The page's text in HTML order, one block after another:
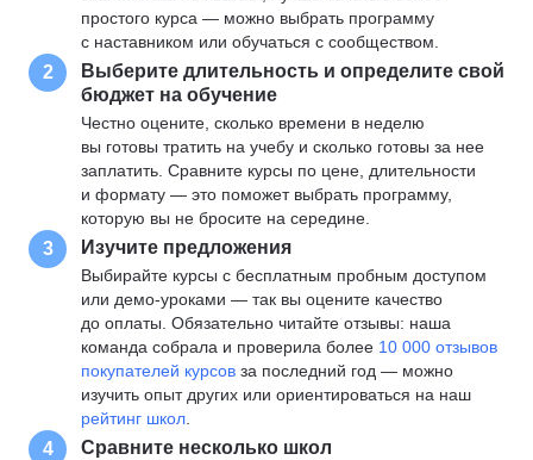
простого курса — можно выбрать программу
с наставником или обучаться с сообществом.
2
Выберите длительность и определите свой
бюджет на обучение
Честно оцените, сколько времени в неделю
вы готовы тратить на учебу и сколько готовы за нее
заплатить. Сравните курсы по цене, длительности
и формату — это поможет выбрать программу,
которую вы не бросите на середине.
3 Изучите предложения
Выбирайте курсы с бесплатным пробным доступом
или демо-уроками — так вы оцените качество
до оплаты. Обязательно читайте отзывы: наша
команда собрала и проверила более 10 000 отзывов
покупателей курсов за последний год — можно
изучить опыт других или ориентироваться на наш
рейтинг школ
4 Сравните несколько школ